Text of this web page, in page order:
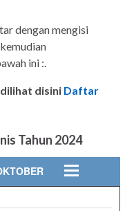
dengan mengisi
kemudian
ini :.
disini Daftar
Tahun 2024